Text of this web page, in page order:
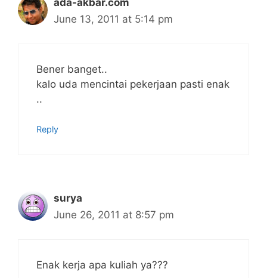
ada-akbar.com
June 13, 2011 at 5:14 pm
Bener banget..
kalo uda mencintai pekerjaan pasti enak
..
Reply
surya
June 26, 2011 at 8:57 pm
Enak kerja apa kuliah ya???